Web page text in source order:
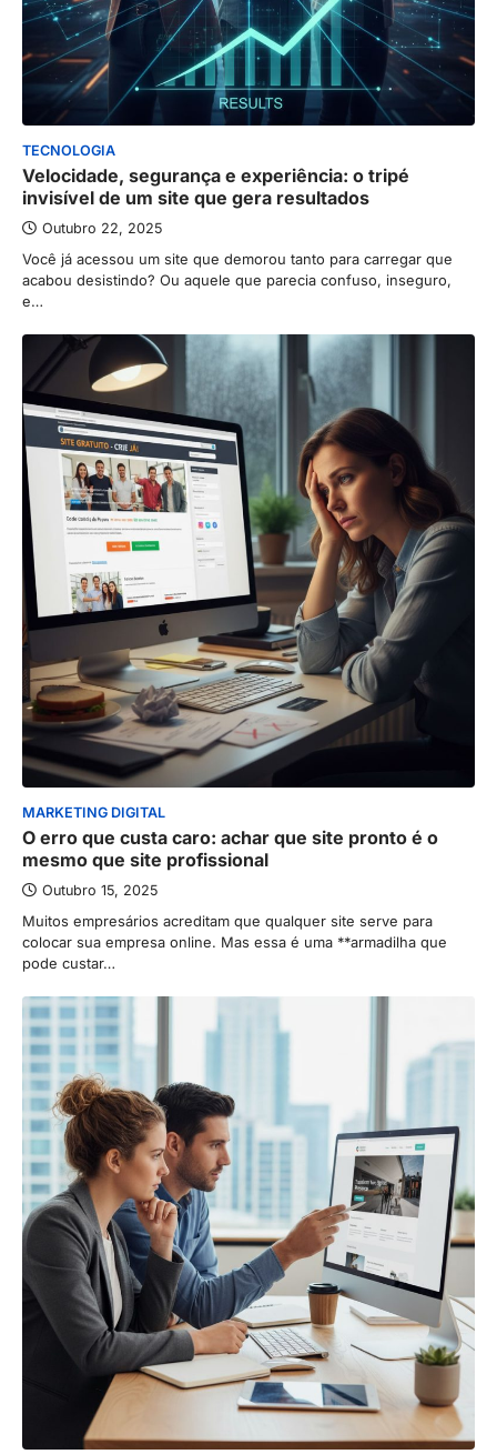
TECNOLOGIA
Velocidade, segurança e experiência: o tripé
invisível de um site que gera resultados
Outubro 22, 2025
Você já acessou um site que demorou tanto para carregar que
acabou desistindo? Ou aquele que parecia confuso, inseguro,
e…
MARKETING DIGITAL
O erro que custa caro: achar que site pronto é o
mesmo que site profissional
Outubro 15, 2025
Muitos empresários acreditam que qualquer site serve para
colocar sua empresa online. Mas essa é uma **armadilha que
pode custar…